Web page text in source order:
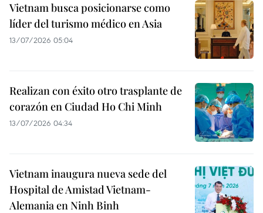
Vietnam busca posicionarse como
líder del turismo médico en Asia
13/07/2026 05:04
Realizan con éxito otro trasplante de
corazón en Ciudad Ho Chi Minh
13/07/2026 04:34
Vietnam inaugura nueva sede del
Hospital de Amistad Vietnam-
Alemania en Ninh Binh